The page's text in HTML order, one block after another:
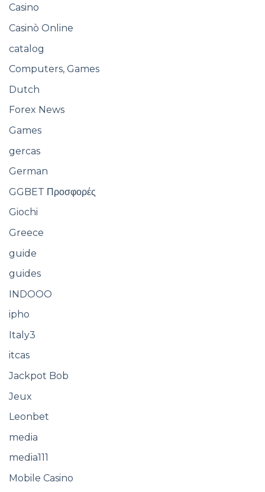
Casino
Casinò Online
catalog
Computers, Games
Dutch
Forex News
Games
gercas
German
GGBET Προσφορές
Giochi
Greece
guide
guides
INDOOO
ipho
Italy3
itcas
Jackpot Bob
Jeux
Leonbet
media
media111
Mobile Casino